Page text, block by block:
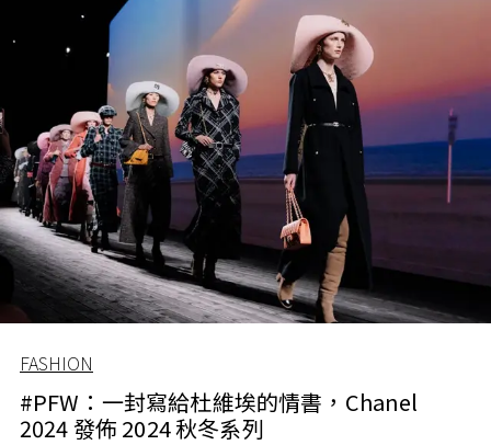
FASHION
#PFW：一封寫給杜維埃的情書，Chanel
2024 發佈 2024 秋冬系列